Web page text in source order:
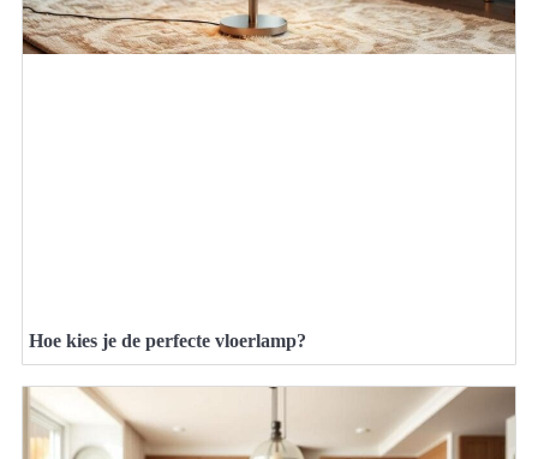
Hoe kies je de perfecte vloerlamp?